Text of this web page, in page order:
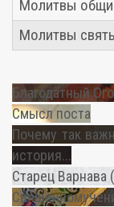
Молитвы
Молитвы
Благодатный
Смысл поста
Почему так
история...
Старец Варнава